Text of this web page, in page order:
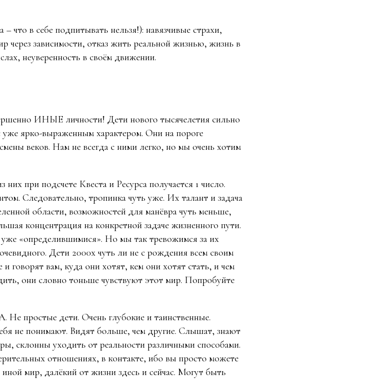
– что в себе подпитывать нельзя!): навязчивые страхи,
через зависимости, отказ жить реальной жизнью, жизнь в
неуверенность в своём движении.
ИНЫЕ личности! Дети нового тысячелетия сильно
ярко-выраженным характером. Они на пороге
веков. Нам не всегда с ними легко, но мы очень хотим
при подсчете Квеста и Ресурса получается 1 число.
Следовательно, тропинка чуть уже. Их талант и задача
области, возможностей для манёвра чуть меньше,
концентрация на конкретной задаче жизненного пути.
«определившимися». Но мы так тревожимся за их
Дети 2000х чуть ли не с рождения всем своим
говорят вам, куда они хотят, кем они хотят стать, и чем
они словно тоньше чувствуют этот мир. Попробуйте
простые дети. Очень глубокие и таинственные.
не понимают. Видят больше, чем другие. Слышат, знают
склонны уходить от реальности различными способами.
отношениях, в контакте, ибо вы просто можете
мир, далёкий от жизни здесь и сейчас. Могут быть